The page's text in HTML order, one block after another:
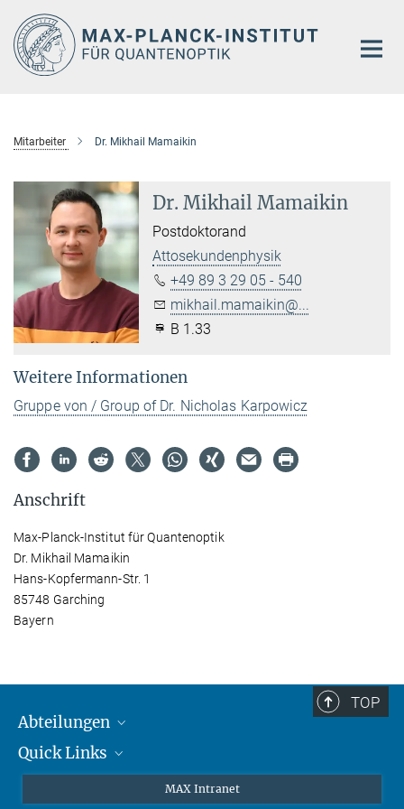
Hauptinhalt
Mitarbeiter Dr. Mikhail Mamaikin
Dr. Mikhail Mamaikin
Postdoktorand
Attosekundenphysik
+49 89 3 29 05 - 540
mikhail.mamaikin@...
B 1.33
Weitere Informationen
Gruppe von / Group of Dr. Nicholas Karpowicz
Anschrift
Max-Planck-Institut für Quantenoptik
Dr. Mikhail Mamaikin
Hans-Kopfermann-Str. 1
85748 Garching
Bayern
TOP
Abteilungen
Attosekundenphysik
Quick Links
MAX Intranet